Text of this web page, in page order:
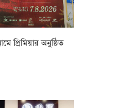
প্রিমিয়ার অনুষ্ঠিত